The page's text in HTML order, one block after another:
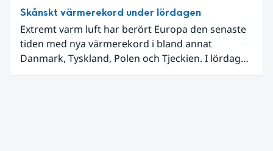
Skånskt värmerekord under lördagen
Extremt varm luft har berört Europa den senaste
tiden med nya värmerekord i bland annat
Danmark, Tyskland, Polen och Tjeckien. I lördags